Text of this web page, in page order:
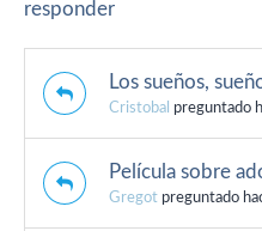
responder
Los sueños,
Cristobal preguntado
Película sobre
Gregot preguntado